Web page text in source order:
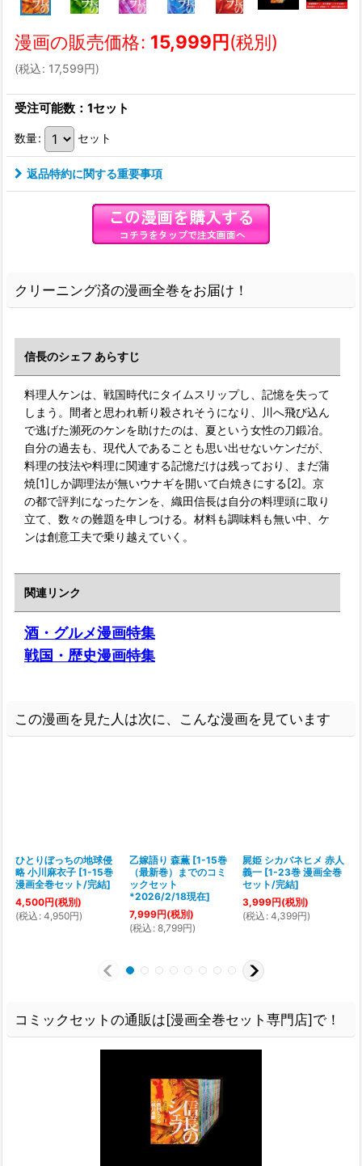
漫画の販売価格: 15,999円(税別)
(税込: 17,599円)
受注可能数：1セット
数量: セット
返品特約に関する重要事項
クリーニング済の漫画全巻をお届け！
信長のシェフ あらすじ
料理人ケンは、戦国時代にタイムスリップし、記憶を失って
しまう。間者と思われ斬り殺されそうになり、川へ飛び込ん
で逃げた瀕死のケンを助けたのは、夏という女性の刀鍛冶。
自分の過去も、現代人であることも思い出せないケンだが、
料理の技法や料理に関連する記憶だけは残っており、まだ蒲
焼[1]しか調理法が無いウナギを開いて白焼きにする[2]。京
の都で評判になったケンを、織田信長は自分の料理頭に取り
立て、数々の難題を申しつける。材料も調味料も無い中、ケ
ンは創意工夫で乗り越えていく。
関連リンク
酒・グルメ漫画特集
戦国・歴史漫画特集
この漫画を見た人は次に、こんな漫画を見ています
ひとりぼっちの地球侵
略 小川麻衣子 [1-15巻
漫画全巻セット/完結]
4,500円(税別)
(税込 : 4,950円)
乙嫁語り 森薫 [1-15巻
（最新巻）までのコミ
ックセット
*2026/2/18現在]
7,999円(税別)
(税込 : 8,799円)
屍姫 シカバネヒメ 赤人
義一 [1-23巻 漫画全巻
セット/完結]
3,999円(税別)
(税込 : 4,399円)
コミックセットの通販は[漫画全巻セット専門店]で！